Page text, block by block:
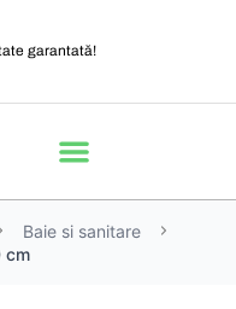
garantată!
Baie si sanitare
cm